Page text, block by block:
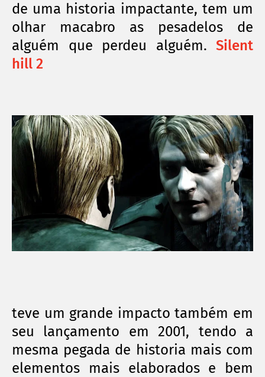
de uma historia impactante, tem um
olhar macabro as pesadelos de
alguém que perdeu alguém. Silent
hill 2
teve um grande impacto também em
seu lançamento em 2001, tendo a
mesma pegada de historia mais com
elementos mais elaborados e bem